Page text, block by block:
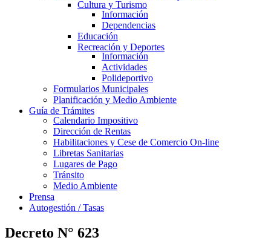
Cultura y Turismo
Información
Dependencias
Educación
Recreación y Deportes
Información
Actividades
Polideportivo
Formularios Municipales
Planificación y Medio Ambiente
Guía de Trámites
Calendario Impositivo
Dirección de Rentas
Habilitaciones y Cese de Comercio On-line
Libretas Sanitarias
Lugares de Pago
Tránsito
Medio Ambiente
Prensa
Autogestión / Tasas
Decreto N° 623